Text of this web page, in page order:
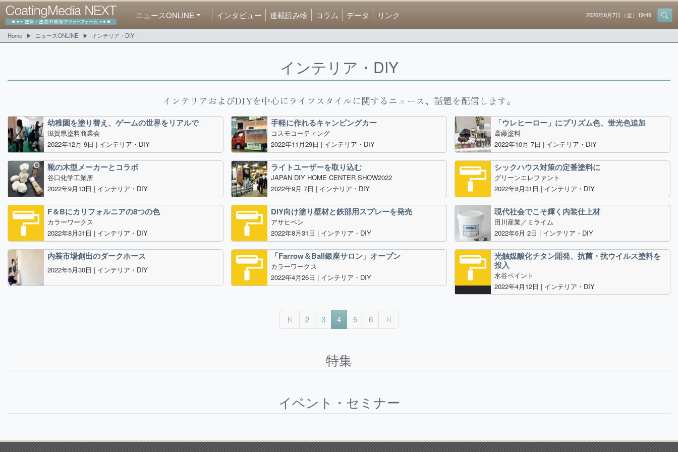
ニュースONLINE インタビュー 連載読み物 コラム データ リンク 2026年8月7日（金）19:49
Home ニュースONLINE インテリア・DIY
インテリア・DIY
インテリアおよびDIYを中心にライフスタイルに関するニュース、話題を配信します。
幼稚園を塗り替え、ゲームの世界をリアルで
滋賀県塗料商業会
2022年12月 9日 | インテリア・DIY
手軽に作れるキャンピングカー
コスモコーティング
2022年11月29日 | インテリア・DIY
「ウレヒーロー」にプリズム色、蛍光色追加
斎藤塗料
2022年10月 7日 | インテリア・DIY
靴の木型メーカーとコラボ
谷口化学工業所
2022年9月13日 | インテリア・DIY
ライトユーザーを取り込む
JAPAN DIY HOME CENTER SHOW2022
2022年9月 7日 | インテリア・DIY
シックハウス対策の定番塗料に
グリーンエレファント
2022年8月31日 | インテリア・DIY
F＆Bにカリフォルニアの8つの色
カラーワークス
2022年8月31日 | インテリア・DIY
DIY向け塗り壁材と鉄部用スプレーを発売
アサヒペン
2022年8月31日 | インテリア・DIY
現代社会でこそ輝く内装仕上材
田川産業／ミライム
2022年6月 2日 | インテリア・DIY
内装市場創出のダークホース
2022年5月30日 | インテリア・DIY
「Farrow＆Ball銀座サロン」オープン
カラーワークス
2022年4月26日 | インテリア・DIY
光触媒酸化チタン開発、抗菌・抗ウイルス塗料を
投入
水谷ペイント
2022年4月12日 | インテリア・DIY
2 3 4（現在のページ）
5 6
特集
イベント・セミナー